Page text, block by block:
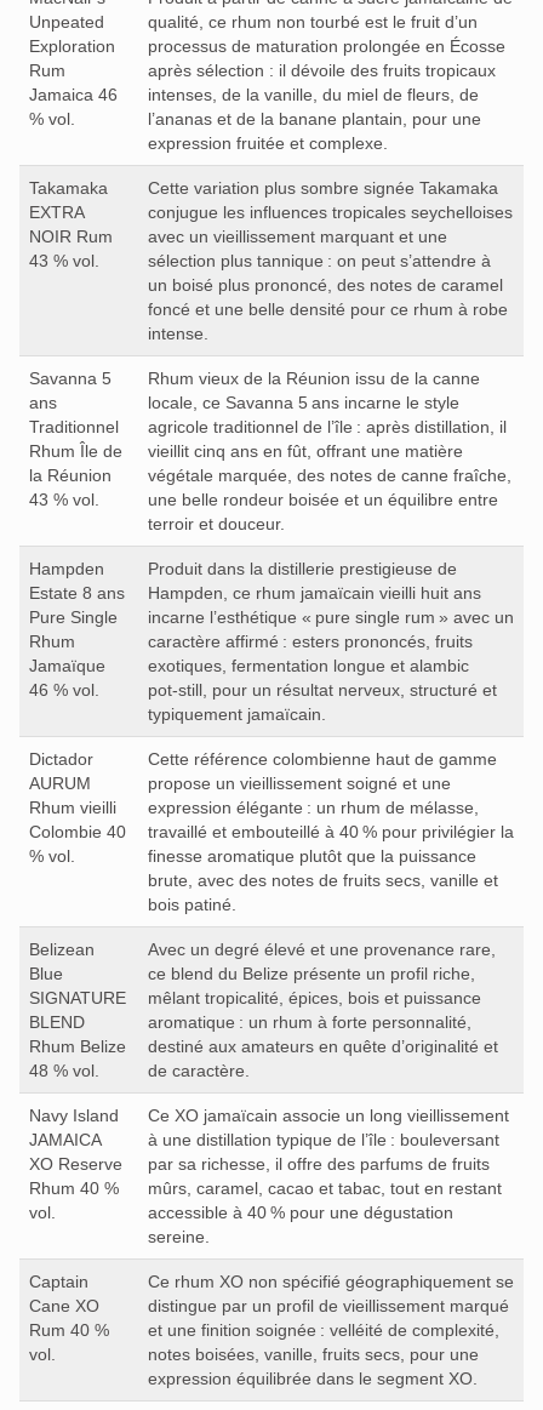
Unpeated
Exploration
Rum
Jamaica 46
% vol.
qualité, ce rhum non tourbé est le fruit d’un
processus de maturation prolongée en Écosse
après sélection : il dévoile des fruits tropicaux
intenses, de la vanille, du miel de fleurs, de
l’ananas et de la banane plantain, pour une
expression fruitée et complexe.
Takamaka
EXTRA
NOIR Rum
43 % vol.
Cette variation plus sombre signée Takamaka
conjugue les influences tropicales seychelloises
avec un vieillissement marquant et une
sélection plus tannique : on peut s’attendre à
un boisé plus prononcé, des notes de caramel
foncé et une belle densité pour ce rhum à robe
intense.
Savanna 5
ans
Traditionnel
Rhum Île de
la Réunion
43 % vol.
Rhum vieux de la Réunion issu de la canne
locale, ce Savanna 5 ans incarne le style
agricole traditionnel de l’île : après distillation, il
vieillit cinq ans en fût, offrant une matière
végétale marquée, des notes de canne fraîche,
une belle rondeur boisée et un équilibre entre
terroir et douceur.
Hampden
Estate 8 ans
Pure Single
Rhum
Jamaïque
46 % vol.
Produit dans la distillerie prestigieuse de
Hampden, ce rhum jamaïcain vieilli huit ans
incarne l’esthétique « pure single rum » avec un
caractère affirmé : esters prononcés, fruits
exotiques, fermentation longue et alambic
pot‑still, pour un résultat nerveux, structuré et
typiquement jamaïcain.
Dictador
AURUM
Rhum vieilli
Colombie 40
% vol.
Cette référence colombienne haut de gamme
propose un vieillissement soigné et une
expression élégante : un rhum de mélasse,
travaillé et embouteillé à 40 % pour privilégier la
finesse aromatique plutôt que la puissance
brute, avec des notes de fruits secs, vanille et
bois patiné.
Belizean
Blue
SIGNATURE
BLEND
Rhum Belize
48 % vol.
Avec un degré élevé et une provenance rare,
ce blend du Belize présente un profil riche,
mêlant tropicalité, épices, bois et puissance
aromatique : un rhum à forte personnalité,
destiné aux amateurs en quête d’originalité et
de caractère.
Navy Island
JAMAICA
XO Reserve
Rhum 40 %
vol.
Ce XO jamaïcain associe un long vieillissement
à une distillation typique de l’île : bouleversant
par sa richesse, il offre des parfums de fruits
mûrs, caramel, cacao et tabac, tout en restant
accessible à 40 % pour une dégustation
sereine.
Captain
Cane XO
Rum 40 %
vol.
Ce rhum XO non spécifié géographiquement se
distingue par un profil de vieillissement marqué
et une finition soignée : velléité de complexité,
notes boisées, vanille, fruits secs, pour une
expression équilibrée dans le segment XO.